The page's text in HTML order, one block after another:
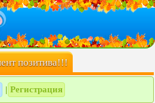
позитива!!!
Регистрация